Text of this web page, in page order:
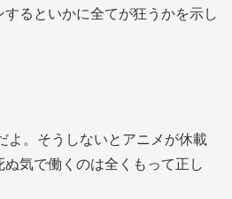
るといかに全てが狂うかを示し
。そうしないとアニメが休載
気で働くのは全くもって正し